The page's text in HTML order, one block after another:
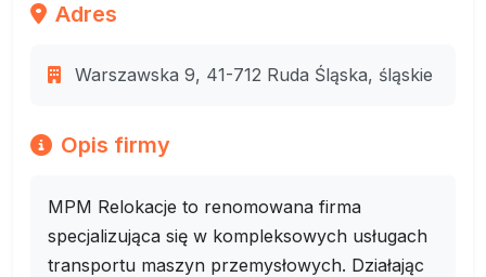
Adres
Warszawska 9, 41-712 Ruda Śląska, śląskie
Opis firmy
MPM Relokacje to renomowana firma
specjalizująca się w kompleksowych usługach
transportu maszyn przemysłowych. Działając